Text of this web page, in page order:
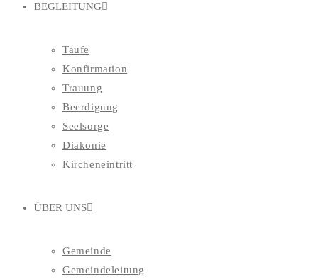
BEGLEITUNG
Taufe
Konfirmation
Trauung
Beerdigung
Seelsorge
Diakonie
Kircheneintritt
ÜBER UNS
Gemeinde
Gemeindeleitung